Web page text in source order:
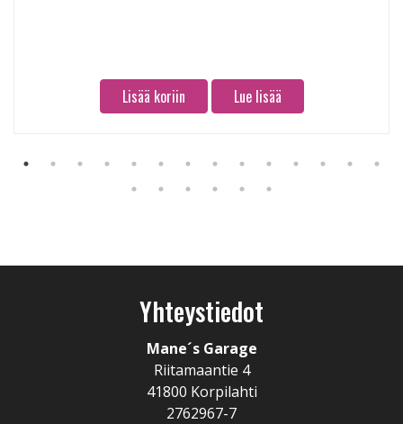
Lisää koriin Lue lisää
Yhteystiedot
Mane´s Garage
Riitamaantie 4
41800 Korpilahti
2762967-7